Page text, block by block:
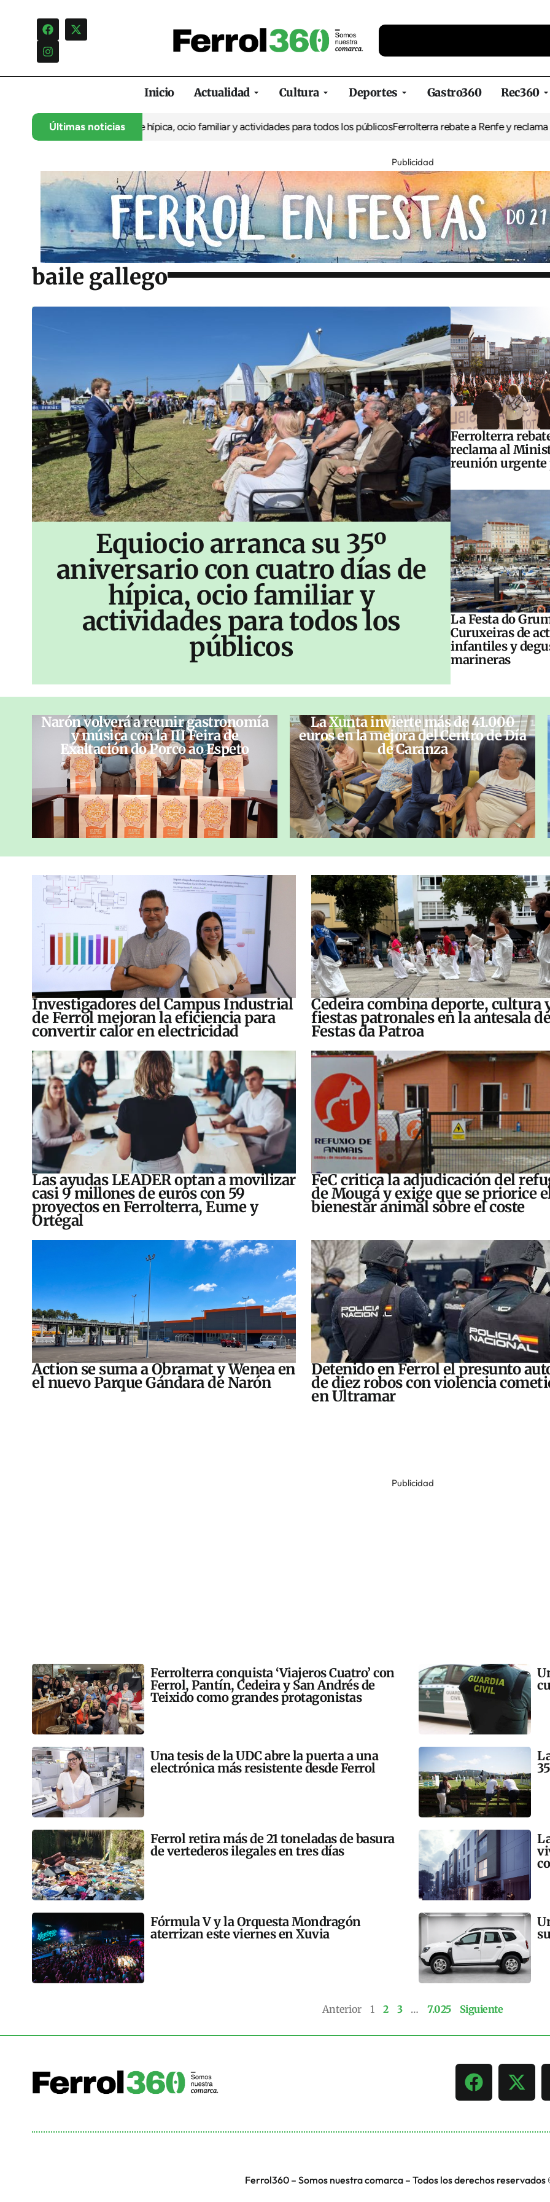
Inicio Actualidad Cultura Deportes Gastro360 Rec360
Últimas noticias
con cuatro días de hípica, ocio familiar y actividades para todos los públicosFerrolterra rebate a Renfe y reclama al
Publicidad
baile gallego
Equiocio arranca su 35º
aniversario con cuatro días de
hípica, ocio familiar y
actividades para todos los
públicos
Ferrolterra
reclama al
reunión urgente
La Festa do
Curuxeiras de
infantiles y
marineras
Narón volverá a reunir gastronomía
y música con la III Feira de
Exaltación do Porco ao Espeto
La Xunta invierte más de 41.000
euros en la mejora del Centro de Día
de Caranza
Investigadores del Campus Industrial
de Ferrol mejoran la eficiencia para
convertir calor en electricidad
Cedeira combina deporte, cultura
fiestas patronales en la antesala
Festas da Patroa
Las ayudas LEADER optan a movilizar
casi 9 millones de euros con 59
proyectos en Ferrolterra, Eume y
Ortegal
FeC critica la adjudicación del
de Mougá y exige que se priorice
bienestar animal sobre el coste
Action se suma a Obramat y Wenea en
el nuevo Parque Gándara de Narón
Detenido en Ferrol el presunto
de diez robos con violencia
en Ultramar
Publicidad
Ferrolterra conquista ‘Viajeros Cuatro’ con
Ferrol, Pantín, Cedeira y San Andrés de
Teixido como grandes protagonistas
Una tesis de la UDC abre la puerta a una
electrónica más resistente desde Ferrol
Ferrol retira más de 21 toneladas de basura
de vertederos ilegales en tres días
Fórmula V y la Orquesta Mondragón
aterrizan este viernes en Xuvia
Anterior 1 2 3 … 7.025 Siguiente
Ferrol360 – Somos nuestra comarca – Todos los derechos